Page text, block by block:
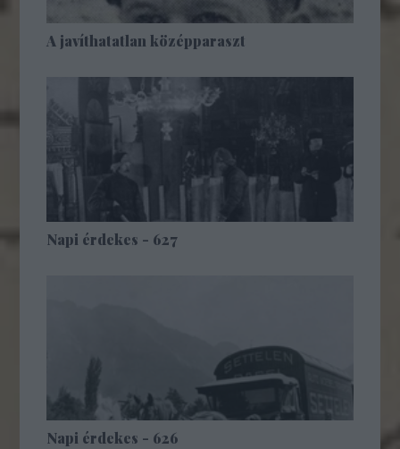
A javíthatatlan középparaszt
Napi érdekes - 627
Napi érdekes - 626